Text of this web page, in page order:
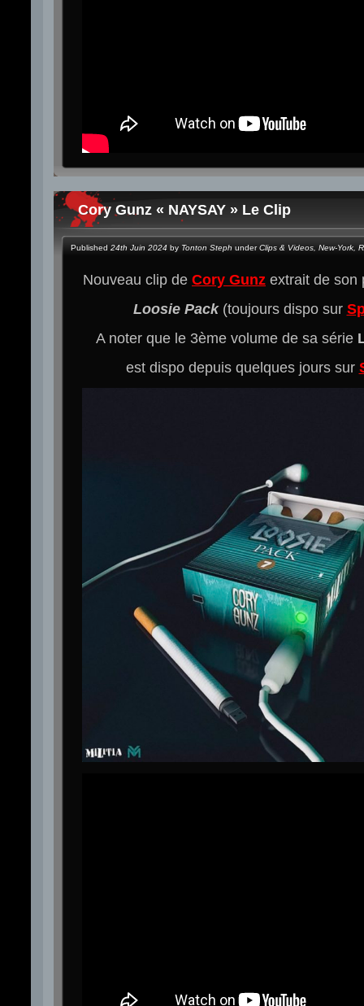
Cory Gunz « NAYSAY » Le Clip
Published 24th Juin 2024 by Tonton Steph underClips & Videos New-York
Nouveau clip de Cory Gunz extrait de son
Loosie Pack(toujours dispo sur
A noter que le 3ème volume de sa série
est dispo depuis quelques jours sur